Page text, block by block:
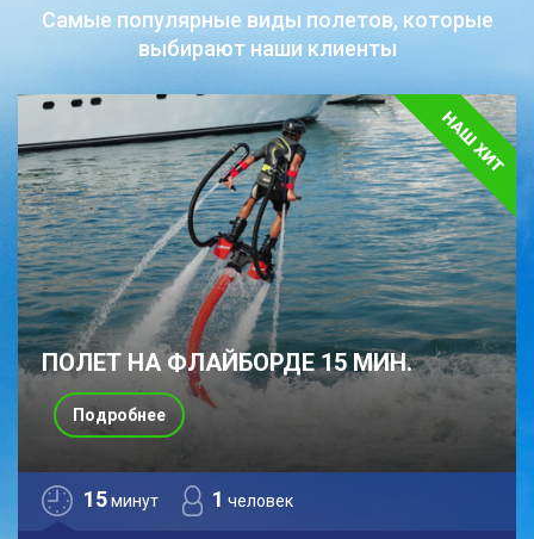
Самые популярные виды полетов, которые
выбирают наши клиенты
ПОЛЕТ НА ФЛАЙБОРДЕ 15 МИН.
15минут 1 человек
Подробнее